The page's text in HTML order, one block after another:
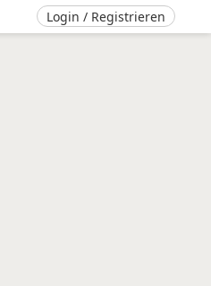
Login / Registrieren